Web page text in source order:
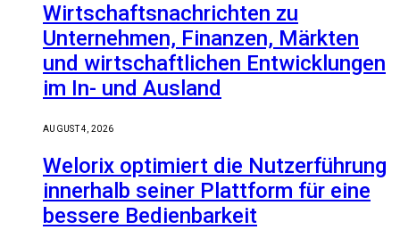
Wirtschaftsnachrichten zu
Unternehmen, Finanzen, Märkten
und wirtschaftlichen Entwicklungen
im In- und Ausland
AUGUST 4, 2026
Welorix optimiert die Nutzerführung
innerhalb seiner Plattform für eine
bessere Bedienbarkeit